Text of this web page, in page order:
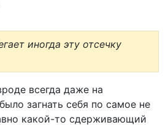
иногда эту отсечку
всегда даже на
загнать себя по самое не
какой-то сдерживающий